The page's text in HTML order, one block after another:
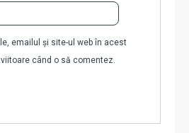
emailul și site-ul web în acest
când o să comentez.